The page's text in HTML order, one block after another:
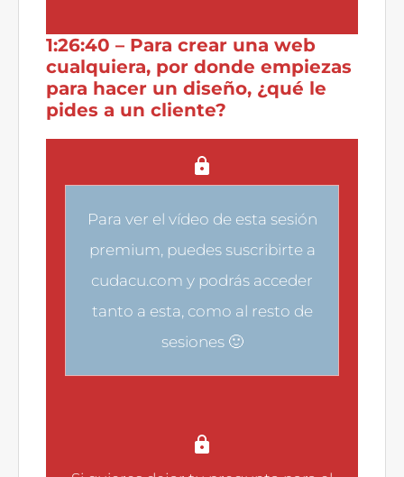
1:26:40 – Para crear una web
cualquiera, por donde empiezas
para hacer un diseño, ¿qué le
pides a un cliente?
Para ver el vídeo de esta sesión
premium, puedes suscribirte a
cudacu.com y podrás acceder
tanto a esta, como al resto de
sesiones 🙂